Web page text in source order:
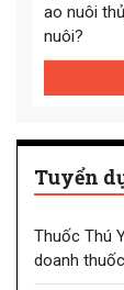
ao nuôi
nuôi?
Tuyển
Thuốc Thú
doanh